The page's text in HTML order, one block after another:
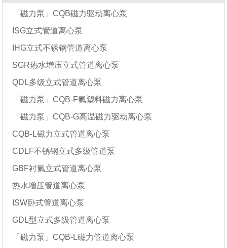
「磁力泵」CQB磁力驱动离心泵
ISG立式管道离心泵
IHG立式不锈钢管道离心泵
SGR热水增压立式管道离心泵
QDL多级立式管道离心泵
「磁力泵」CQB-F氟塑料磁力离心泵
「磁力泵」CQB-G高温磁力驱动离心泵
CQB-L磁力立式管道离心泵
CDLF不锈钢立式多级管道泵
GBF衬氟立式管道离心泵
热水增压管道离心泵
ISW卧式管道离心泵
GDL型立式多级管道离心泵
「磁力泵」CQB-L磁力管道离心泵